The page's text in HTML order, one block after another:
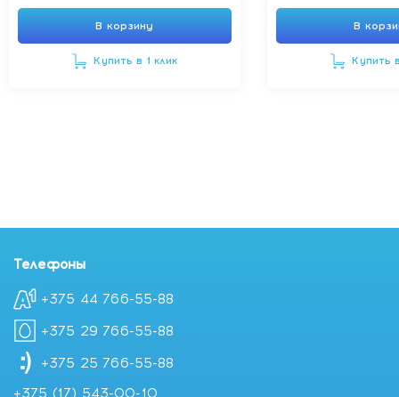
В корзину
Купить в 1 клик
В
Купить
Телефоны
+375 44 766-55-88
+375 29 766-55-88
+375 25 766-55-88
+375 (17) 543-00-10